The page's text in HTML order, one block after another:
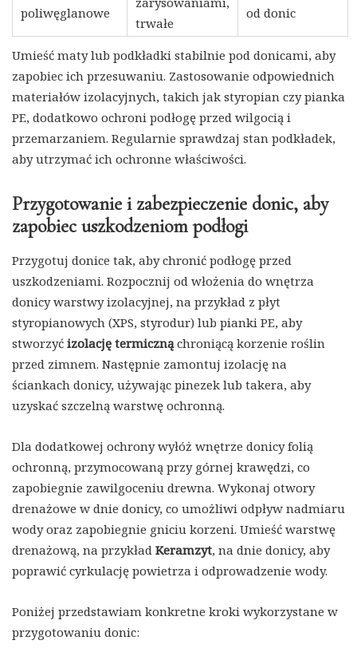
poliwęglanowe
trwałe
od donic
Umieść maty lub podkładki stabilnie pod donicami, aby
zapobiec ich przesuwaniu. Zastosowanie odpowiednich
materiałów izolacyjnych, takich jak styropian czy pianka
PE, dodatkowo ochroni podłogę przed wilgocią i
przemarzaniem. Regularnie sprawdzaj stan podkładek,
aby utrzymać ich ochronne właściwości.
Przygotowanie i zabezpieczenie donic, aby
zapobiec uszkodzeniom podłogi
Przygotuj donice tak, aby chronić podłogę przed
uszkodzeniami. Rozpocznij od włożenia do wnętrza
donicy warstwy izolacyjnej, na przykład z płyt
styropianowych (XPS, styrodur) lub pianki PE, aby
stworzyć izolację termicznąchroniącą korzenie roślin
przed zimnem. Następnie zamontuj izolację na
ściankach donicy, używając pinezek lub takera, aby
uzyskać szczelną warstwę ochronną.
Dla dodatkowej ochrony wyłóż wnętrze donicy folią
ochronną, przymocowaną przy górnej krawędzi, co
zapobiegnie zawilgoceniu drewna. Wykonaj otwory
drenażowe w dnie donicy, co umożliwi odpływ nadmiaru
wody oraz zapobiegnie gniciu korzeni. Umieść warstwę
drenażową, na przykład Keramzyt, na dnie donicy, aby
poprawić cyrkulację powietrza i odprowadzenie wody.
Poniżej przedstawiam konkretne kroki wykorzystane w
przygotowaniu donic: